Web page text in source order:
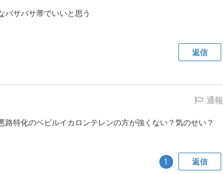
バサバサ帯でいいと思う
返信
通報
特化のベビルイカロンテレンの方が強くない？気のせい？
返信
1